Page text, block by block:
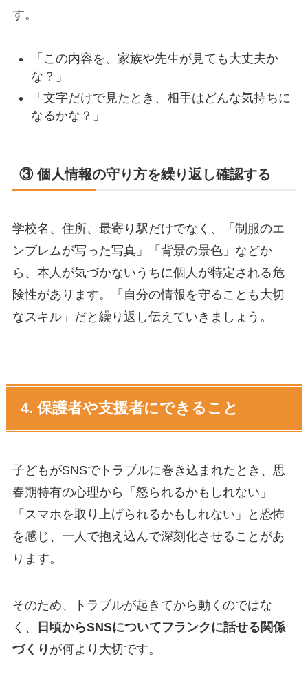
す。
「この内容を、家族や先生が見ても大丈夫か
な？」
「文字だけで見たとき、相手はどんな気持ちに
なるかな？」
③ 個人情報の守り方を繰り返し確認する
学校名、住所、最寄り駅だけでなく、「制服のエ
ンブレムが写った写真」「背景の景色」などか
ら、本人が気づかないうちに個人が特定される危
険性があります。「自分の情報を守ることも大切
なスキル」だと繰り返し伝えていきましょう。
4. 保護者や支援者にできること
子どもがSNSでトラブルに巻き込まれたとき、思
春期特有の心理から「怒られるかもしれない」
「スマホを取り上げられるかもしれない」と恐怖
を感じ、一人で抱え込んで深刻化させることがあ
ります。
そのため、トラブルが起きてから動くのではな
く、
日頃からSNSについてフランクに話せる関係
づくり が何より大切です。